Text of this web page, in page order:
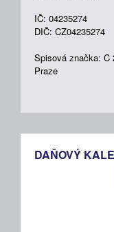
IČ: 04235274
DIČ: CZ04235274
Spisová značka: C
Praze
DAŇOVÝ